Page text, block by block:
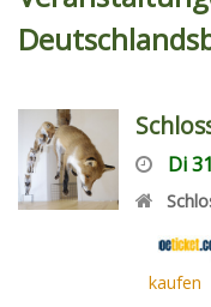
Di
kaufen